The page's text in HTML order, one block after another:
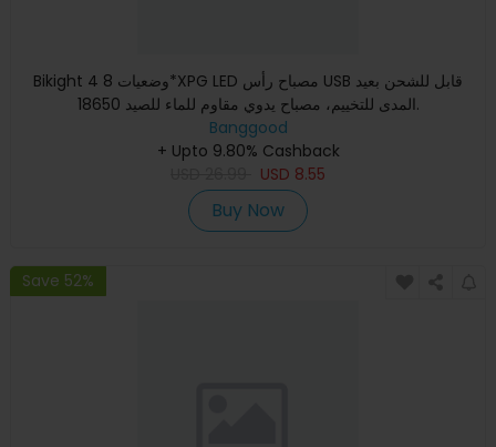
Bikight 4 وضعيات 8*XPG LED مصباح رأس USB قابل للشحن بعيد
المدى للتخييم، مصباح يدوي مقاوم للماء للصيد 18650.
Banggood
+ Upto 9.80% Cashback
USD 8.55
Buy Now
Save 52%